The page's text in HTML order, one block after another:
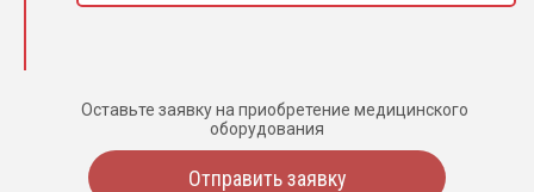
Оставьте заявку на приобретение медицинского
оборудования
Отправить заявку